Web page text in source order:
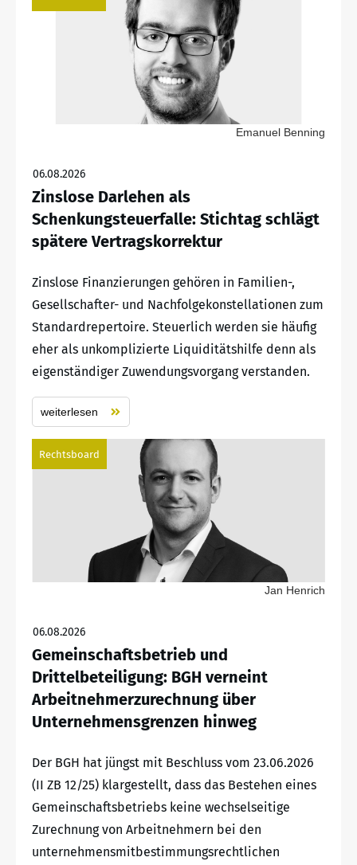
Emanuel Benning
06.08.2026
Zinslose Darlehen als
Schenkungsteuerfalle: Stichtag schlägt
spätere Vertragskorrektur
Zinslose Finanzierungen gehören in Familien-,
Gesellschafter- und Nachfolgekonstellationen zum
Standardrepertoire. Steuerlich werden sie häufig
eher als unkomplizierte Liquiditätshilfe denn als
eigenständiger Zuwendungsvorgang verstanden.
weiterlesen
Rechtsboard
Jan Henrich
06.08.2026
Gemeinschaftsbetrieb und
Drittelbeteiligung: BGH verneint
Arbeitnehmerzurechnung über
Unternehmensgrenzen hinweg
Der BGH hat jüngst mit Beschluss vom 23.06.2026
(II ZB 12/25) klargestellt, dass das Bestehen eines
Gemeinschaftsbetriebs keine wechselseitige
Zurechnung von Arbeitnehmern bei den
unternehmensmitbestimmungsrechtlichen